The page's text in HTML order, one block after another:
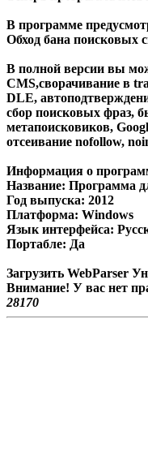
В программе
Обход бана поисковых
В полной версии вы
CMS,сворачивание в
DLE,
сбор поисковых фраз,
метапоисковиков,
отсеивание nofollow,
Информация о
Название: Программа
Год выпуска: 2012
Платформа: Windows
Язык интерфейса:
Портабле: Да
Загрузить WebParser
Внимание! У вас нет
28170